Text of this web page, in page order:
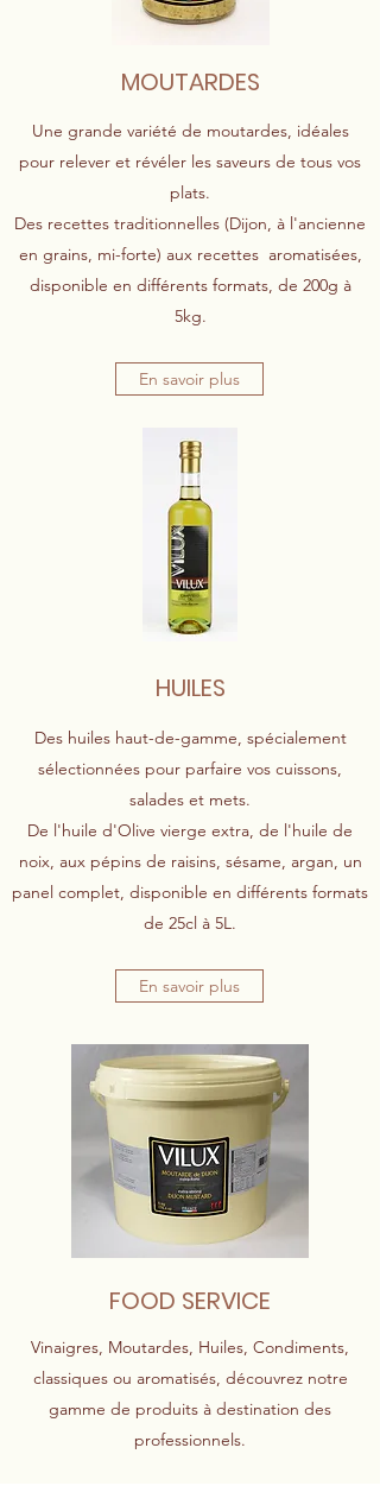
MOUTARDES
Une grande variété de moutardes, idéales
pour relever et révéler les saveurs de tous vos
plats.
Des recettes traditionnelles (Dijon, à l'ancienne
en grains, mi-forte) aux recettes aromatisées,
disponible en différents formats, de 200g à
5kg.
En savoir plus
HUILES
Des huiles haut-de-gamme, spécialement
sélectionnées pour parfaire vos cuissons,
salades et mets.
De l'huile d'Olive vierge extra, de l'huile de
noix, aux pépins de raisins, sésame, argan, un
panel complet, disponible en différents formats
de 25cl à 5L.
En savoir plus
FOOD SERVICE
Vinaigres, Moutardes, Huiles, Condiments,
classiques ou aromatisés, découvrez notre
gamme de produits à destination des
professionnels.